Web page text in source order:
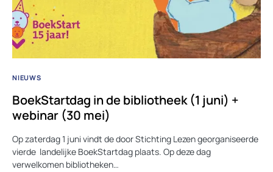
NIEUWS
BoekStartdag in de bibliotheek (1 juni) +
webinar (30 mei)
Op zaterdag 1 juni vindt de door Stichting Lezen georganiseerde
vierde landelijke BoekStartdag plaats. Op deze dag
verwelkomen bibliotheken…